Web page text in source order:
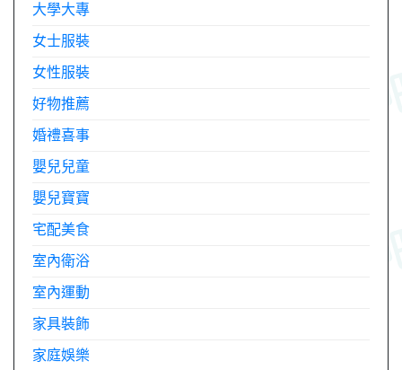
大學大專
女士服裝
女性服裝
好物推薦
婚禮喜事
嬰兒兒童
嬰兒寶寶
宅配美食
室內衛浴
室內運動
家具裝飾
家庭娛樂